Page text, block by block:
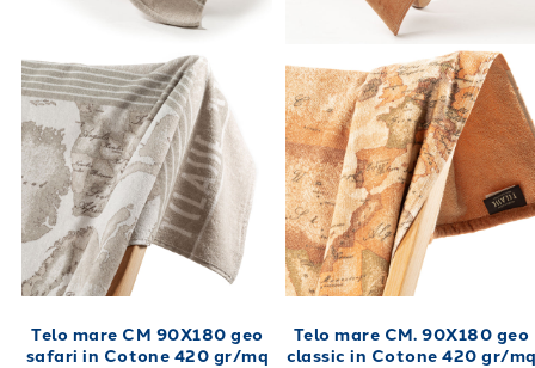
Telo mare CM 90X180 geo
safari in Cotone 420 gr/mq
Telo mare CM. 90X180 geo
classic in Cotone 420 gr/